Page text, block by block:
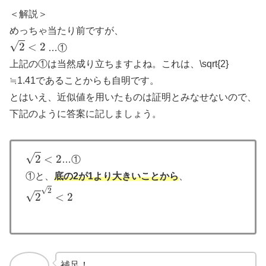
＜解説＞
めっちゃ当たり前ですが、
<2
…①
上記の①は当然成り立ちますよね。これは、\sqrt{2}
≒1.41であることからも自明です。
とはいえ、近似値を用いたものは証明とみなせないので、
下記のように答案に記しましょう。
<2
…①
①と、 底の2が1より大きいことから
2<2